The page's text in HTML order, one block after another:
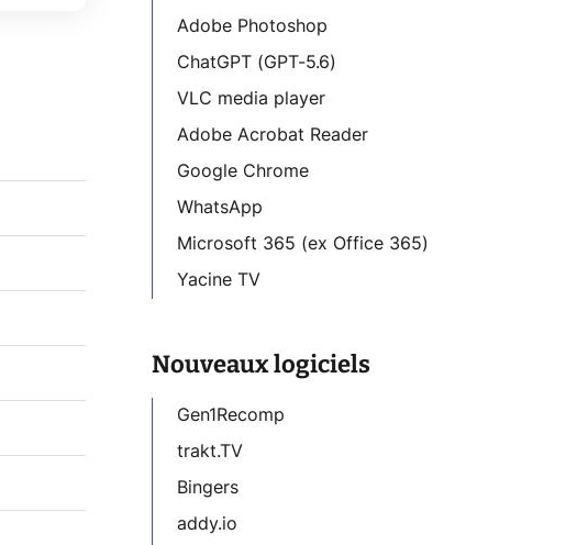
Adobe Photoshop
ChatGPT (GPT-5.6)
VLC media player
Adobe Acrobat Reader
Google Chrome
WhatsApp
Microsoft 365 (ex Office 365)
Yacine TV
Nouveaux logiciels
Gen1Recomp
trakt.TV
Bingers
addy.io